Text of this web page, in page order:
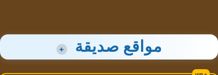
مواقع صديقة +